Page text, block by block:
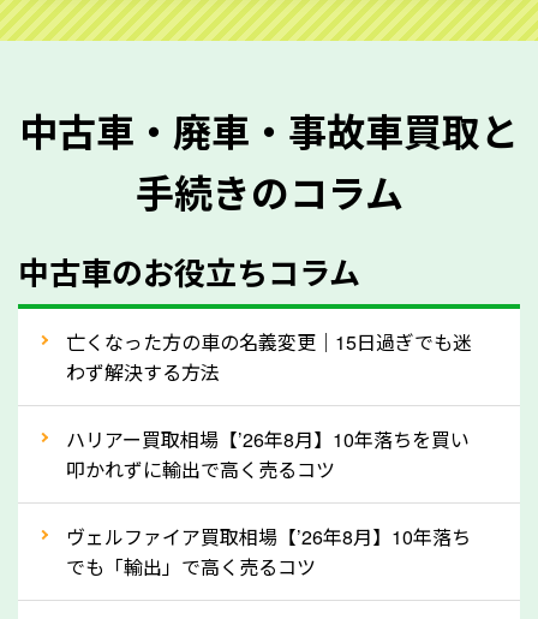
ご準備ください。車検証があることで車両状態や年式
質問させていただく内容は以下の通りとなります。
メーカー／車種
型式／グレード
走行距離（例：約〇万キロ）
車検の満了日
内装や外装の状態
定を行い高価買取価格をつけやすくなります。
ってきます！
自動車税の還付金は、先に年払いしていた自動車税が
中古車・廃車・事故車買取と
手続きのコラム
中古車のお役立ちコラム
亡くなった方の車の名義変更｜15日過ぎでも迷
わず解決する方法
ハリアー買取相場【’26年8月】10年落ちを買い
叩かれずに輸出で高く売るコツ
ヴェルファイア買取相場【’26年8月】10年落ち
でも「輸出」で高く売るコツ